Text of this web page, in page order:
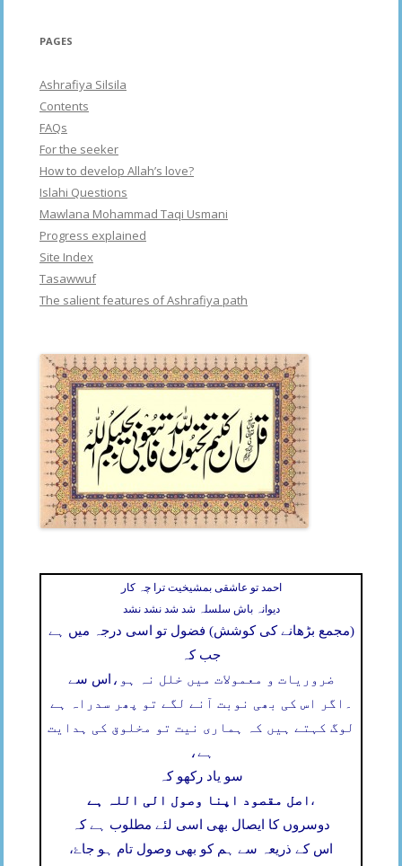
PAGES
Ashrafiya Silsila
Contents
FAQs
For the seeker
How to develop Allah’s love?
Islahi Questions
Mawlana Mohammad Taqi Usmani
Progress explained
Site Index
Tasawwuf
The salient features of Ashrafiya path
احمد تو عاشقی بمشیخیت ترا چہ کار
دیوانہ باش سلسلہ شد شد نشد نشد
(مجمع بڑھانے کی کوشش) فضول تو اسی درجہ میں ہے
جب کہ
اس سے ضروریات و معمولات میں خلل نہ ہو،
اگر اس کی بھی نوبت آنے لگے تو پھر سدراہ ہے
لوگ کہتے ہیں کہ ہماری نیت تو مخلوق کی ہدایت
ہے،
سو یاد رکھو کہ
اصل مقصود اپنا وصول الی اللہ ہے ،
دوسروں کا ایصال بھی اسی لئے مطلوب ہے کہ
اس کے ذریعہ سے ہم کو بھی وصول تام ہو جاۓ،